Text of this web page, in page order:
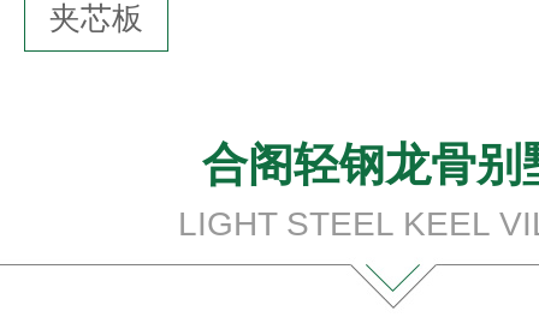
夹芯板
合阁轻钢龙骨别
LIGHT STEEL KEEL